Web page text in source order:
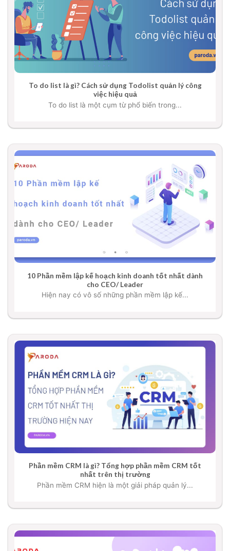
To do list là gì? Cách sử dụng Todolist quản lý công
việc hiệu quả
To do list là một cụm từ phổ biến trong...
10 Phần mềm lập kế hoạch kinh doanh tốt nhất dành
cho CEO/ Leader
Hiện nay có vô số những phần mềm lập kế...
Phần mềm CRM là gì? Tổng hợp phần mềm CRM tốt
nhất trên thị trường
Phần mềm CRM hiện là một giải pháp quản lý...